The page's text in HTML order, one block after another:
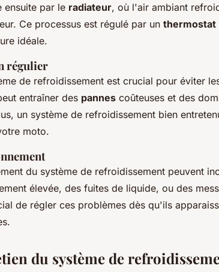
ensuite par le radiateur, où l'air ambiant
Ce processus est régulé par un thermostat
idéale.
régulier
de refroidissement est crucial pour éviter
entraîner des pannes coûteuses et des
un système de refroidissement bien
moto.
du système de refroidissement peuvent
élevée, des fuites de liquide, ou des
de régler ces problèmes dès qu'ils
du système de